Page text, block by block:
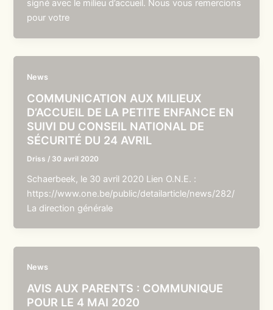
signé avec le milieu d’accueil. Nous vous remercions
pour votre
News
COMMUNICATION AUX MILIEUX
D’ACCUEIL DE LA PETITE ENFANCE EN
SUIVI DU CONSEIL NATIONAL DE
SÉCURITÉ DU 24 AVRIL
Driss / 30 avril 2020
Schaerbeek, le 30 avril 2020 Lien O.N.E. :
https://www.one.be/public/detailarticle/news/282/
La direction générale
News
AVIS AUX PARENTS : COMMUNIQUE
POUR LE 4 MAI 2020